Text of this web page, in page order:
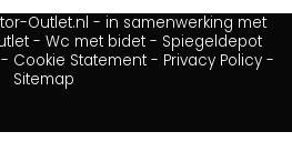
Outlet.nl - in samenwerking met
- Wc met bidet - Spiegeldepot
- Cookie Statement- Privacy Policy-
Sitemap